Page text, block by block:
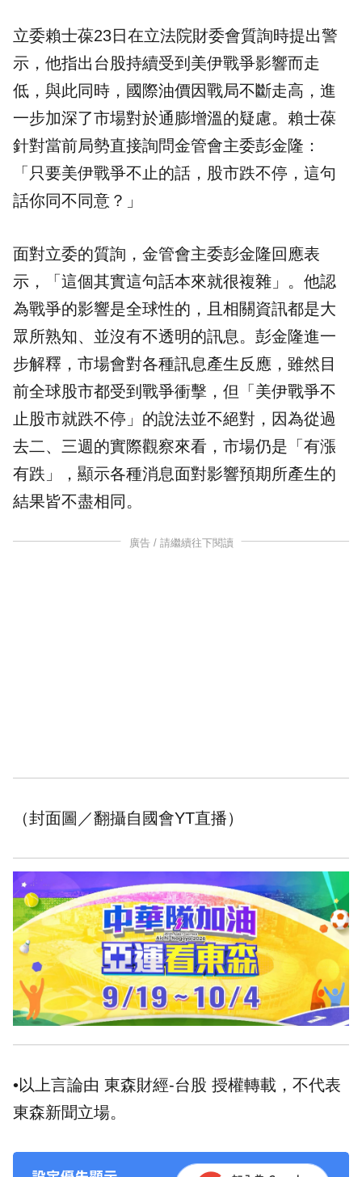
立委賴士葆23日在立法院財委會質詢時提出警
示，他指出台股持續受到美伊戰爭影響而走
低，與此同時，國際油價因戰局不斷走高，進
一步加深了市場對於通膨增溫的疑慮。賴士葆
針對當前局勢直接詢問金管會主委彭金隆：
「只要美伊戰爭不止的話，股市跌不停，這句
話你同不同意？」
面對立委的質詢，金管會主委彭金隆回應表
示，「這個其實這句話本來就很複雜」。他認
為戰爭的影響是全球性的，且相關資訊都是大
眾所熟知、並沒有不透明的訊息。彭金隆進一
步解釋，市場會對各種訊息產生反應，雖然目
前全球股市都受到戰爭衝擊，但「美伊戰爭不
止股市就跌不停」的說法並不絕對，因為從過
去二、三週的實際觀察來看，市場仍是「有漲
有跌」，顯示各種消息面對影響預期所產生的
結果皆不盡相同。
廣告 / 請繼續往下閱讀
（封面圖／翻攝自國會YT直播）
•以上言論由 東森財經-台股 授權轉載，不代表
東森新聞立場。